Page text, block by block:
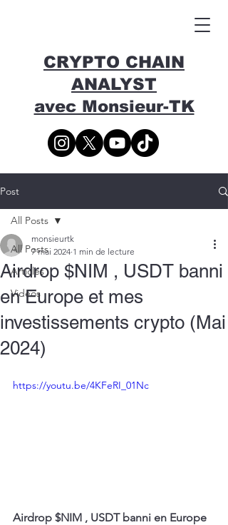
CRYPTO CHAIN
ANALYST
avec Monsieur-TK
Post
All Posts
Articles
Vidéos
All Posts
Airdrop $NIM , USDT banni
en Europe et mes
investissements crypto (Mai
2024)
monsieurtk
7 mai 2024 1 min de lecture
https://youtu.be/4KFeRI_01Nc
Airdrop $NIM , USDT banni en Europe